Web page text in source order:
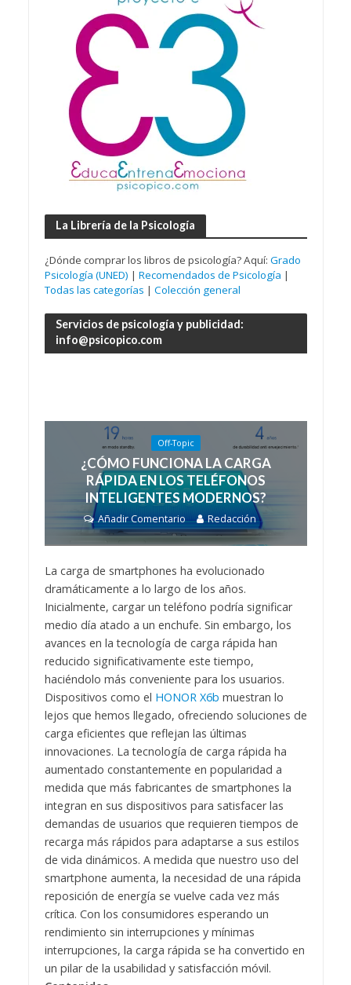
La Librería de la Psicología
¿Dónde comprar los libros de psicología? Aquí: Grado
Psicología (UNED) | Recomendados de Psicología |
Todas las categorías | Colección general
Servicios de psicología y publicidad:
info@psicopico.com
Off-Topic
¿CÓMO FUNCIONA LA CARGA
RÁPIDA EN LOS TELÉFONOS
INTELIGENTES MODERNOS?
Añadir Comentario Redacción
La carga de smartphones ha evolucionado
dramáticamente a lo largo de los años.
Inicialmente, cargar un teléfono podría significar
medio día atado a un enchufe. Sin embargo, los
avances en la tecnología de carga rápida han
reducido significativamente este tiempo,
haciéndolo más conveniente para los usuarios.
Dispositivos como el HONOR X6b muestran lo
lejos que hemos llegado, ofreciendo soluciones de
carga eficientes que reflejan las últimas
innovaciones. La tecnología de carga rápida ha
aumentado constantemente en popularidad a
medida que más fabricantes de smartphones la
integran en sus dispositivos para satisfacer las
demandas de usuarios que requieren tiempos de
recarga más rápidos para adaptarse a sus estilos
de vida dinámicos. A medida que nuestro uso del
smartphone aumenta, la necesidad de una rápida
reposición de energía se vuelve cada vez más
crítica. Con los consumidores esperando un
rendimiento sin interrupciones y mínimas
interrupciones, la carga rápida se ha convertido en
un pilar de la usabilidad y satisfacción móvil.